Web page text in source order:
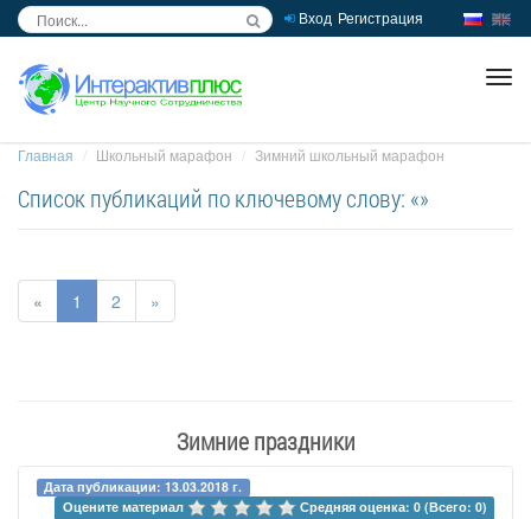
Вход Регистрация
Главная Школьный марафон Зимний школьный марафон
Список публикаций по ключевому слову: «»
« 1 2 »
Зимние праздники
Дата публикации: 13.03.2018 г.
Оцените материал
Средняя оценка: 0 (Всего: 0)